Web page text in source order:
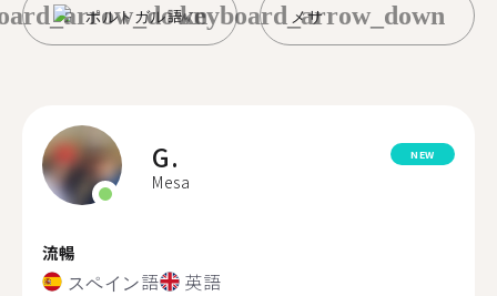
ポルトガル語 メサ
keyboard_arrow_down
G.
Mesa
NEW
流暢
スペイン語 英語